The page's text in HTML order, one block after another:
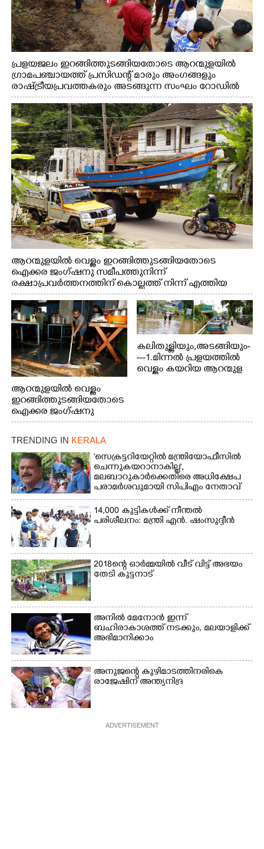
പ്രളയജലം ഇറങ്ങിത്തുടങ്ങിയതോടെ ആറന്മുളയിൽ
ഗ്രാമപഞ്ചായത്ത് പ്രസിഡന്റ് മാരും അംഗങ്ങളും
രാഷ്ട്രീയപ്രവത്തകരും അടങ്ങുന്ന സംഘം റോഡിൽ
അടിഞ്ഞ് കൂടിയ ചെളിയും മണ്ണും മറ്റ് മാലിന്യങ്ങളും
നീക്കം ചെയ്യുന്നു.
ആറന്മുളയിൽ വെള്ളം ഇറങ്ങിത്തുടങ്ങിയതോടെ
ഐക്കര ജംഗ്ഷനു സമീപത്തുനിന്ന്
രക്ഷാപ്രവർത്തനത്തിന് കൊല്ലത്ത് നിന്ന് എത്തിയ
ബോട്ടുകൾ തിരികെക്കൊണ്ടുപോകുന്നു.
ആറന്മുളയിൽ വെള്ളം
ഇറങ്ങിത്തുടങ്ങിയതോടെ
ഐക്കര ജംഗ്ഷനു
സമീപം ആറന്മുള
കിടങ്ങന്നൂർ റോഡിന്
സമീപം പ്രവർത്തിക്കു
ആറന്മുള തട്ടുകട കഴുകി
വൃത്തിയാക്കുന്നു.
കലിതുള്ളിയും,അടങ്ങിയും-
---1.മിന്നൽ പ്രളയത്തിൽ
വെള്ളം കയറിയ ആറന്മുള
ഇറങ്ങിപ്പോൾ
ത്തിന് ഓച്ചിറ അഴിക്കലിൽ
നിന്ന്എത്തിച്ച ബോട്ടും.
TRENDING IN KERALA
'സെക്രട്ടറിയേറ്റിൽ മന്ത്രിയോഫീസിൽ
ചെന്നുകയറാനാകില്ല',
മലബാറുകാർക്കെതിരെ അധിക്ഷേപ
പരാമർശവുമായി സിപിഎം നേതാവ്‌
14,000 കുട്ടികൾക്ക് നീന്തൽ
പരിശീലനം: മന്ത്രി എൻ. ഷംസുദ്ദീൻ
2018ന്റെ ഓർമ്മയിൽ വീട് വിട്ട് അഭയം
തേടി കുട്ടനാട്
അനിൽ മേനോൻ ഇന്ന്
ബഹിരാകാശത്ത് നടക്കും, മലയാളിക്ക്
അഭിമാനിക്കാം
അനുജന്റെ കുഴിമാടത്തിനരികെ
രാജേഷിന് അന്ത്യനിദ്ര
ADVERTISEMENT